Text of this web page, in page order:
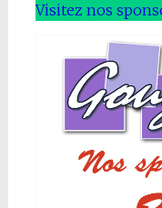
Visitez nos